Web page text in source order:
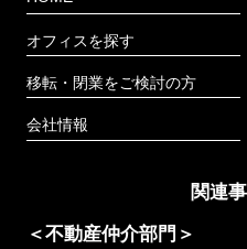
オフィスを探す
移転・閉業をご検討の方
会社情報
関連
＜不動産仲介部門＞